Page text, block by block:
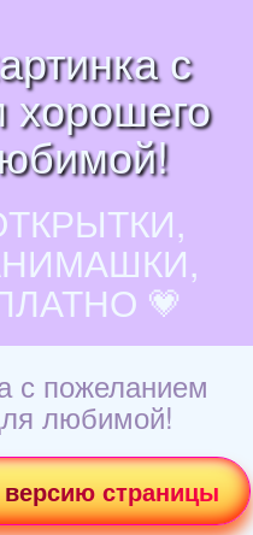
с
💗
с пожеланием
любимой!
страницы